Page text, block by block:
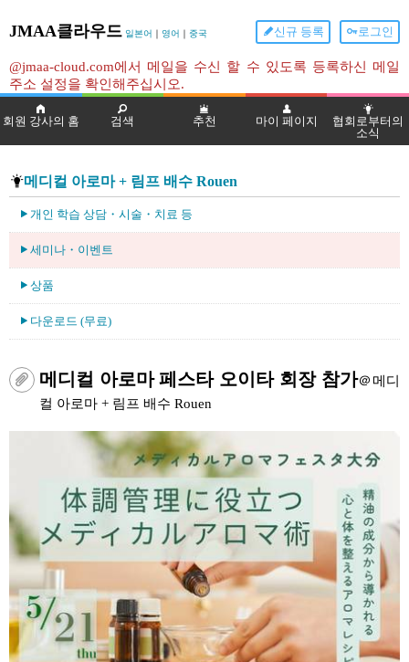
JMAA클라우드 일본어 ｜ 영어 ｜ 중국 로그인
신규 등록
@jmaa-cloud.com에서 메일을 수신 할 수 있도록 등록하신 메일
주소 설정을 확인해주십시오.
회원 강사의 홈 검색 추천 마이 페이지
협회로부터의
소식
메디컬 아로마 + 림프 배수 Rouen
개인 학습 상담・시술・치료 등
세미나・이벤트
상품
다운로드 (무료)
메디컬 아로마 페스타 오이타 회장 참가＠메디
컬 아로마 + 림프 배수 Rouen